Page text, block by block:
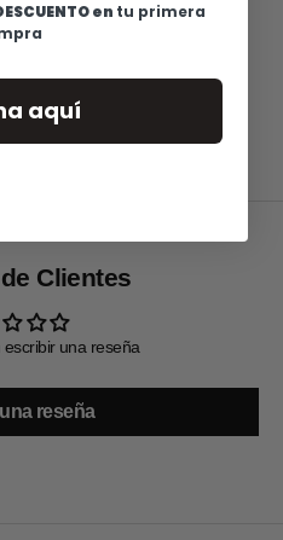
Clientes
escribir una reseña
reseña
en tu primera
aquí